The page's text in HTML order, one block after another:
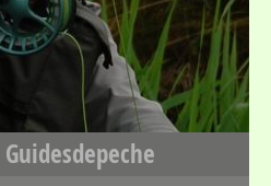
Guidesdepeche